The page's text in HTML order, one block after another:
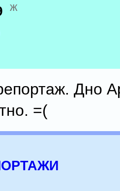
ж
Дно
=(